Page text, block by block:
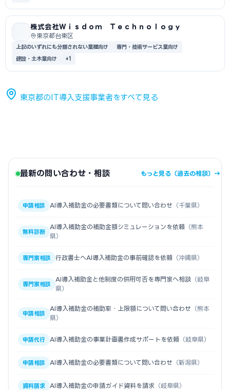
株式会社Ｗｉｓｄｏｍ Ｔｅｃｈｎｏｌｏｇｙ
東京都台東区
上記のいずれにも分類されない業種向け
専門・技術サービス業向け
建設・土木業向け
+1
東京都のIT導入支援事業者をすべて見る
最新の問い合わせ・相談 もっと見る（過去の相談）→
申請相談 AI導入補助金の必要書類について問い合わせ （千葉県）
無料診断
AI導入補助金の補助金額シミュレーションを依頼 （熊本
県）
専門家相談 行政書士へAI導入補助金の事前確認を依頼 （沖縄県）
専門家相談
AI導入補助金と他制度の併用可否を専門家へ相談 （岐阜
県）
申請相談
AI導入補助金の補助率・上限額について問い合わせ （熊本
県）
申請代行 AI導入補助金の事業計画書作成サポートを依頼 （岐阜県）
申請相談 AI導入補助金の必要書類について問い合わせ （新潟県）
資料請求 AI導入補助金の申請ガイド資料を請求 （岐阜県）